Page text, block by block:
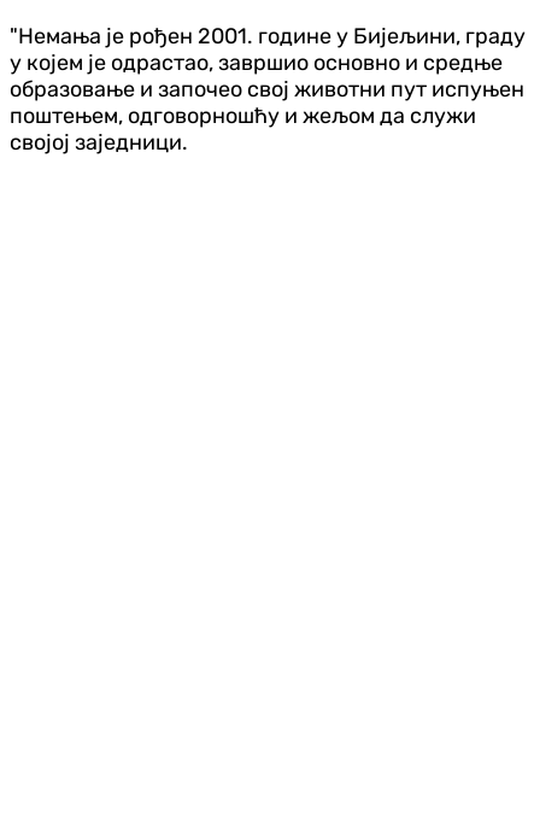
"Немања је рођен 2001. године у Бијељини, граду
у којем је одрастао, завршио основно и средње
образовање и започео свој животни пут испуњен
поштењем, одговорношћу и жељом да служи
својој заједници.